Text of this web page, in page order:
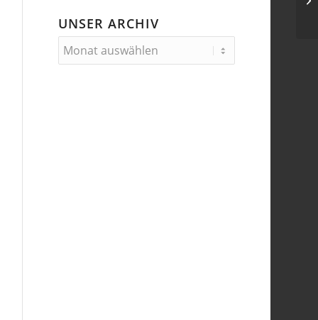
UNSER ARCHIV